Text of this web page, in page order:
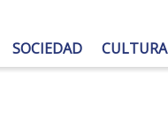
SOCIEDAD CULTURA